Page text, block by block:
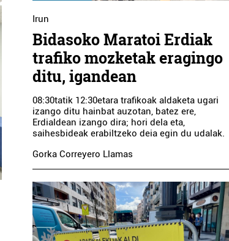
Irun
Bidasoko Maratoi Erdiak
trafiko mozketak eragingo
ditu, igandean
08:30tatik 12:30etara trafikoak aldaketa ugari
izango ditu hainbat auzotan, batez ere,
Erdialdean izango dira; hori dela eta,
saihesbideak erabiltzeko deia egin du udalak.
Gorka Correyero Llamas